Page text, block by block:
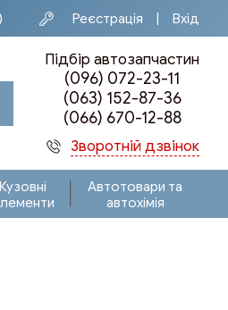
Реєстрація Вхід
Підбір автозапчастин
(096) 072-23-11
(063) 152-87-36
(066) 670-12-88
Зворотній дзвінок
Кузовні
Автотовари та
автохімія